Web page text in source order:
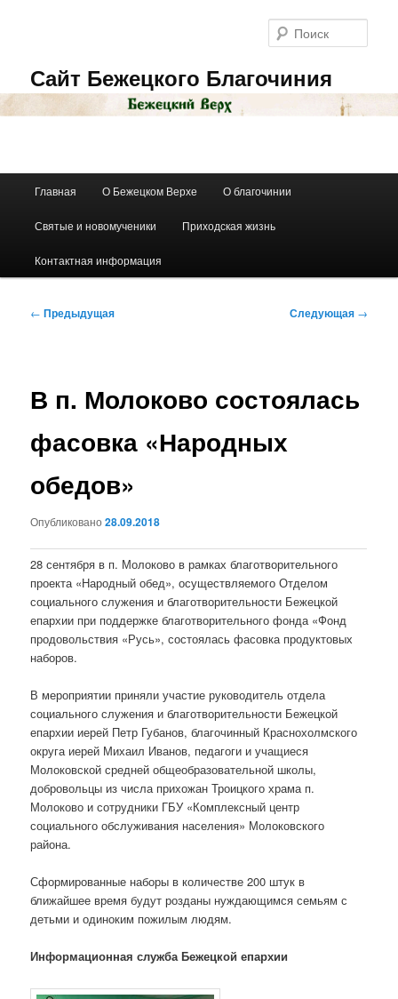
Сайт Бежецкого Благочиния
Главная О Бежецком Верхе О благочинии
Святые и новомученики Приходская жизнь
Контактная информация
Навигация
← Предыдущая Следующая →
В п. Молоково состоялась
фасовка «Народных
обедов»
Опубликовано28.09.2018
28 сентября в п. Молоково в рамках благотворительного
проекта «Народный обед», осуществляемого Отделом
социального служения и благотворительности Бежецкой
епархии при поддержке благотворительного фонда «Фонд
продовольствия «Русь», состоялась фасовка продуктовых
наборов.
В мероприятии приняли участие руководитель отдела
социального служения и благотворительности Бежецкой
епархии иерей Петр Губанов, благочинный Краснохолмского
округа иерей Михаил Иванов, педагоги и учащиеся
Молоковской средней общеобразовательной школы,
добровольцы из числа прихожан Троицкого храма п.
Молоково и сотрудники ГБУ «Комплексный центр
социального обслуживания населения» Молоковского
района.
Сформированные наборы в количестве 200 штук в
ближайшее время будут розданы нуждающимся семьям с
детьми и одиноким пожилым людям.
Информационная служба Бежецкой епархии